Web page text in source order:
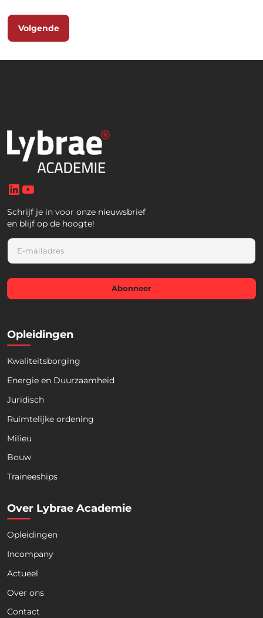
Volgende
LinkedIn
Schrijf je in voor onze nieuwsbrief
en blijf op de hoogte!
E
a
i
*
Abonneer
Opleidingen
Kwaliteitsborging
Energie en Duurzaamheid
Juridisch
Ruimtelijke ordening
Milieu
Bouw
Traineeships
Over Lybrae Academie
Opleidingen
Incompany
Actueel
Over ons
Contact
Naam
Telefoon